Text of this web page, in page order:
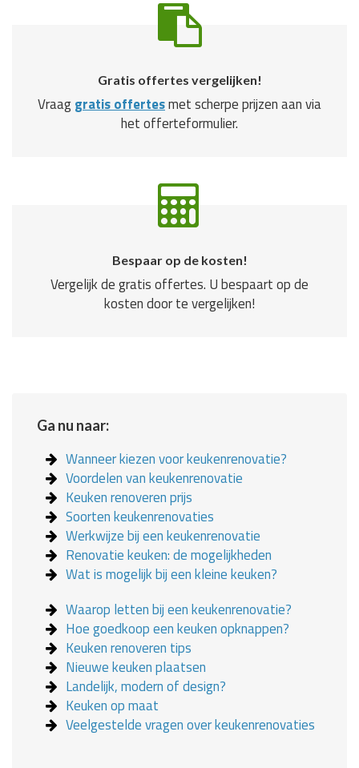
Gratis offertes vergelijken!
Vraaggratis offertesmet scherpe prijzen aan via
het offerteformulier.
Bespaar op de kosten!
Vergelijk de gratis offertes. U bespaart op de
kosten door te vergelijken!
Ga nu naar:
Wanneer kiezen voor keukenrenovatie?
Voordelen van keukenrenovatie
Keuken renoveren prijs
Soorten keukenrenovaties
Werkwijze bij een keukenrenovatie
Renovatie keuken: de mogelijkheden
Wat is mogelijk bij een kleine keuken?
Waarop letten bij een keukenrenovatie?
Hoe goedkoop een keuken opknappen?
Keuken renoveren tips
Nieuwe keuken plaatsen
Landelijk, modern of design?
Keuken op maat
Veelgestelde vragen over keukenrenovaties